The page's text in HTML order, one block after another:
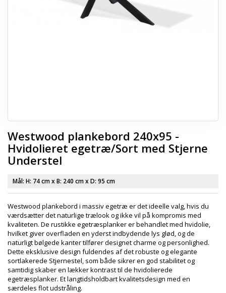
Westwood plankebord 240x95 -
Hvidolieret egetræ/Sort med Stjerne
Understel
Mål: H: 74 cmx B: 240 cmx D: 95 cm
Westwood plankebord i massiv egetræ er det ideelle valg, hvis du
værdsætter det naturlige trælook og ikke vil på kompromis med
kvaliteten. De rustikke egetræsplanker er behandlet med hvidolie,
hvilket giver overfladen en yderst indbydende lys glød, og de
naturligt bølgede kanter tilfører designet charme og personlighed.
Dette eksklusive design fuldendes af det robuste og elegante
sortlakerede Stjernestel, som både sikrer en god stabilitet og
samtidig skaber en lækker kontrast til de hvidolierede
egetræsplanker. Et langtidsholdbart kvalitetsdesign med en
særdeles flot udstråling.